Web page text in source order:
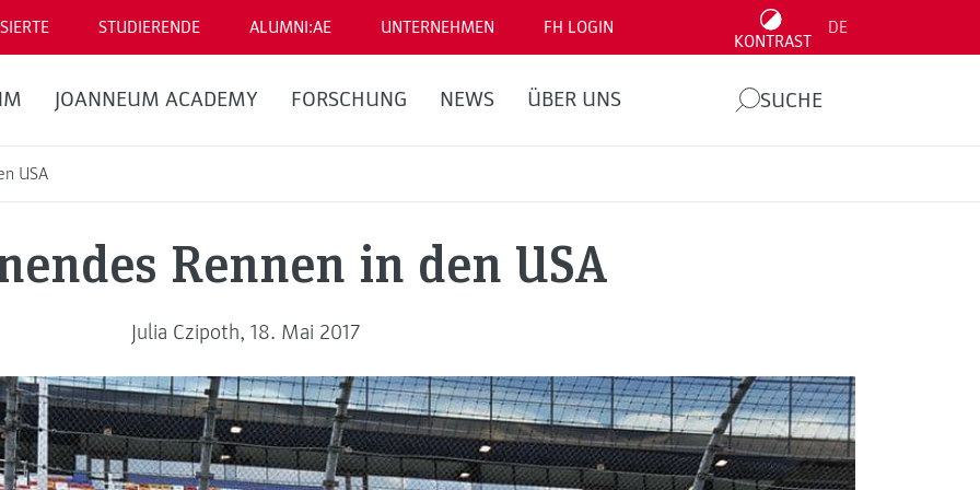
STUDIERENDE ALUMNI:AE UNTERNEHMEN FH LOGIN
KONTRAST
DE
JOANNEUM ACADEMY FORSCHUNG NEWS ÜBER UNS SUCHE
USA
Rennen in den USA
Julia Czipoth, 18. Mai 2017